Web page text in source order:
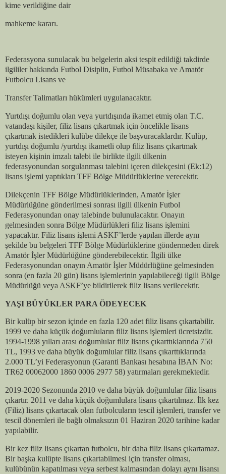
kime verildiğine dair
mahkeme kararı.
Federasyona sunulacak bu belgelerin aksi tespit edildiği takdirde
ilgililer hakkında Futbol Disiplin, Futbol Müsabaka ve Amatör
Futbolcu Lisans ve
Transfer Talimatları hükümleri uygulanacaktır.
Yurtdışı doğumlu olan veya yurtdışında ikamet etmiş olan T.C.
vatandaşı kişiler, filiz lisans çıkartmak için öncelikle lisans
çıkartmak istedikleri kulübe dilekçe ile başvuracaklardır. Kulüp,
yurtdışı doğumlu /yurtdışı ikametli olup filiz lisans çıkartmak
isteyen kişinin imzalı talebi ile birlikte ilgili ülkenin
federasyonundan sorgulanması talebini içeren dilekçesini (Ek:12)
lisans işlemi yaptıkları TFF Bölge Müdürlüklerine verecektir.
Dilekçenin TFF Bölge Müdürlüklerinden, Amatör İşler
Müdürlüğüne gönderilmesi sonrası ilgili ülkenin Futbol
Federasyonundan onay talebinde bulunulacaktır. Onayın
gelmesinden sonra Bölge Müdürlükleri filiz lisans işlemini
yapacaktır. Filiz lisans işlemi ASKF’lerde yapılan illerde aynı
şekilde bu belgeleri TFF Bölge Müdürlüklerine göndermeden direk
Amatör İşler Müdürlüğüne gönderebilecektir. İlgili ülke
Federasyonundan onayın Amatör İşler Müdürlüğüne gelmesinden
sonra (en fazla 20 gün) lisans işlemlerinin yapılabileceği ilgili Bölge
Müdürlüğü veya ASKF’ye bildirilerek filiz lisans verilecektir.
YAŞI BÜYÜKLER PARA ÖDEYECEK
Bir kulüp bir sezon içinde en fazla 120 adet filiz lisans çıkartabilir.
1999 ve daha küçük doğumluların filiz lisans işlemleri ücretsizdir.
1994-1998 yılları arası doğumlular filiz lisans çıkarttıklarında 750
TL, 1993 ve daha büyük doğumlular filiz lisans çıkarttıklarında
2.000 TL’yi Federasyonun (Garanti Bankası hesabına İBAN No:
TR62 00062000 1860 0006 2977 58) yatırmaları gerekmektedir.
2019-2020 Sezonunda 2010 ve daha büyük doğumlular filiz lisans
çıkartır. 2011 ve daha küçük doğumlulara lisans çıkartılmaz. İlk kez
(Filiz) lisans çıkartacak olan futbolcuların tescil işlemleri, transfer ve
tescil dönemleri ile bağlı olmaksızın 01 Haziran 2020 tarihine kadar
yapılabilir.
Bir kez filiz lisans çıkartan futbolcu, bir daha filiz lisans çıkartamaz.
Bir başka kulüpte lisans çıkartabilmesi için transfer olması,
kulübünün kapatılması veya serbest kalmasından dolayı aynı lisansı